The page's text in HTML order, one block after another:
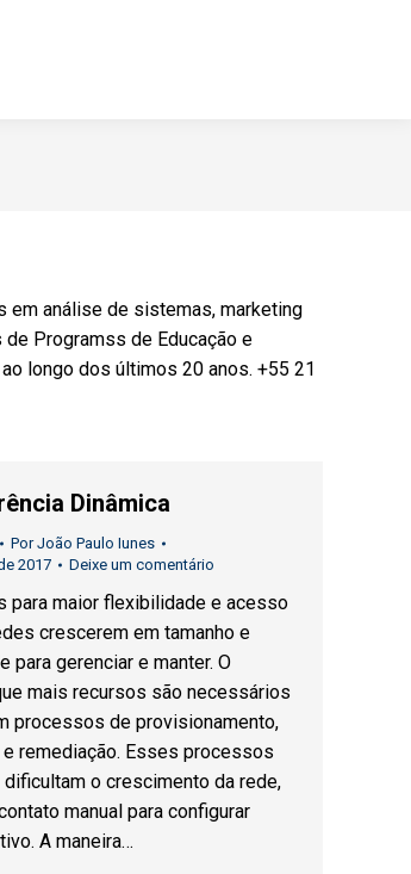
em análise de sistemas, marketing
Programss de Educação e
longo dos últimos 20 anos. +55 21
Dinâmica
PorJoão Paulo Iunes
2017
Deixe um comentário
para maior flexibilidade e acesso
crescerem em tamanho e
para gerenciar e manter. O
mais recursos são necessários
processos de provisionamento,
remediação. Esses processos
o crescimento da rede,
manual para configurar
A maneira…